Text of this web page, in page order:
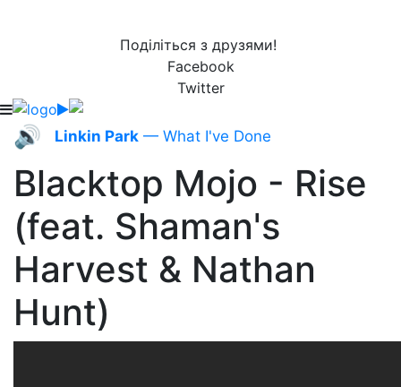
Поділіться з друзями!
Facebook
Twitter
🔊 Linkin Park — What I've Done
Blacktop Mojo - Rise
(feat. Shaman's
Harvest & Nathan
Hunt)